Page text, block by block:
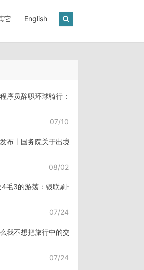
它 English
序员辞职环球骑行：7年骑行45个国家《骑
07/10
布丨国务院关于出境入境管理的规定
08/02
毛3的游荡：银联刷卡失败，却扣了钱
07/24
我不想把旅行中的交流，全都交给AI？
07/24